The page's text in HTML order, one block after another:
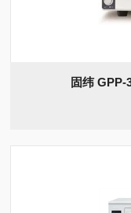
固纬 GPP-